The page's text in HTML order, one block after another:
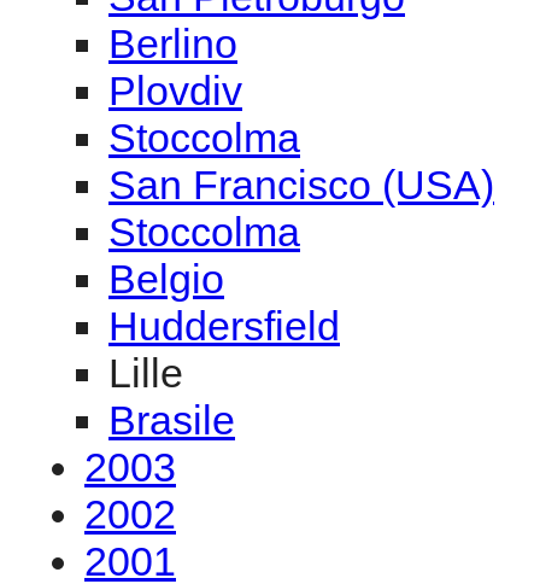
Berlino
Plovdiv
Stoccolma
San Francisco (USA)
Stoccolma
Belgio
Huddersfield
Lille
Brasile
2003
2002
2001